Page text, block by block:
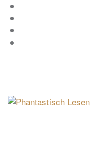
Zum
Inhalt
springen